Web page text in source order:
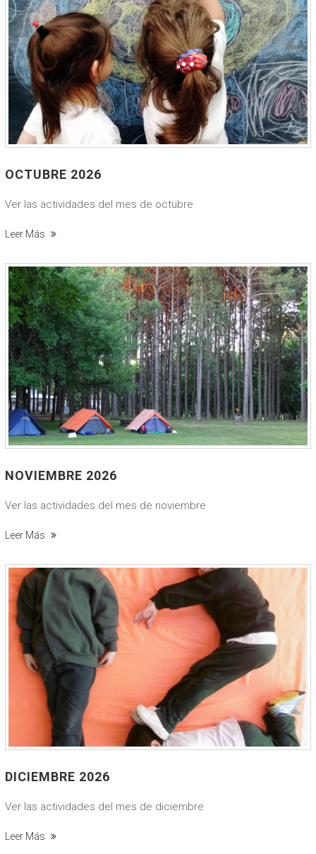
OCTUBRE 2026
Ver las actividades del mes de octubre
Leer Más
NOVIEMBRE 2026
Ver las actividades del mes de noviembre
Leer Más
DICIEMBRE 2026
Ver las actividades del mes de diciembre
Leer Más